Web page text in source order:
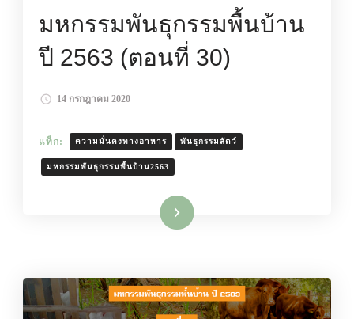
มหกรรมพันธุกรรมพื้นบ้าน
ปี 2563 (ตอนที่ 30)
14 กรกฎาคม 2020
แท็ก: ความมั่นคงทางอาหาร พันธุกรรมสัตว์
มหกรรมพันธุกรรมพื้นบ้าน2563
อ่านเพิ่มเติม